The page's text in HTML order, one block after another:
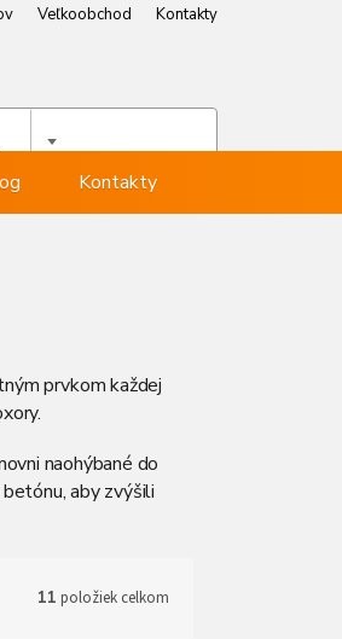
Veľkoobchod
Kontakty
Kontakty
prvkom každej
naohýbané do
aby zvýšili
11 položiek celkom